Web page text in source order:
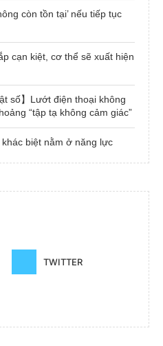
còn tồn tại’ nếu tiếp tục
cạn kiệt, cơ thể sẽ xuất hiện
số】Lướt điện thoại không
“tập tạ không cảm giác”
biệt nằm ở năng lực
TWITTER